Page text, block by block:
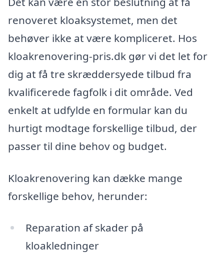
renoveret kloaksystemet, men det
behøver ikke at være kompliceret. Hos
kloakrenovering-pris.dk gør vi det let for
dig at få tre skræddersyede tilbud fra
kvalificerede fagfolk i dit område. Ved
enkelt at udfylde en formular kan du
hurtigt modtage forskellige tilbud, der
passer til dine behov og budget.
Kloakrenovering kan dække mange
forskellige behov, herunder:
Reparation af skader på
kloakledninger